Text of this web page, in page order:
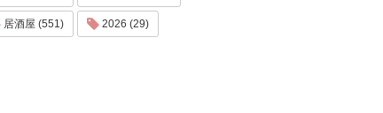
居酒屋 (551) 2026 (29)